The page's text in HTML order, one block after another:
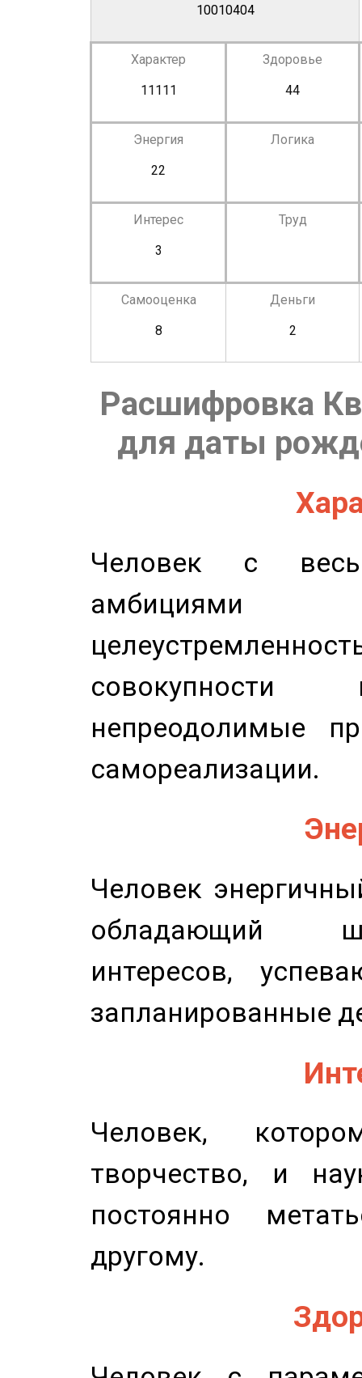
10010404
Характер
11111
Здоровье
44
Энергия
22
Логика
Интерес
3
Труд
Самооценка
8
Деньги
2
Расшифровка
для даты
Человек с
непреодолимые
самореализации.
Человек
обладающий
интересов,
запланированные
Человек,
творчество, и
постоянно
другому.